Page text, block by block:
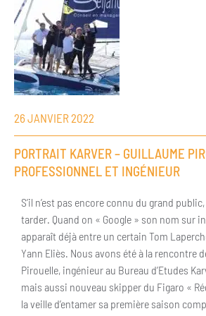
26 JANVIER 2022
PORTRAIT KARVER – GUILLAUME
PROFESSIONNEL ET INGÉNIEUR
S’il n’est pas encore connu du grand
tarder. Quand on « Google » son nom sur
apparaît déjà entre un certain Tom
Yann Eliès. Nous avons été à la rencontre
Pirouelle, ingénieur au Bureau d’Etudes
mais aussi nouveau skipper du Figaro «
la veille d’entamer sa première saison